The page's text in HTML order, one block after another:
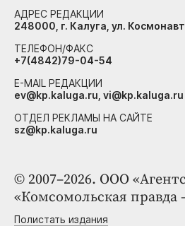
© 2007–2026. ООО
«Комсомольская правда
Полистать издания
АДРЕС РЕДАКЦИИ
248000, г. Калуга, ул.
ТЕЛЕФОН/ФАКС
+7(4842)79-04-54
E-MAIL РЕДАКЦИИ
ev@kp.kaluga.ru, vi@kp.kaluga.ru
ОТДЕЛ РЕКЛАМЫ НА САЙТЕ
sz@kp.kaluga.ru